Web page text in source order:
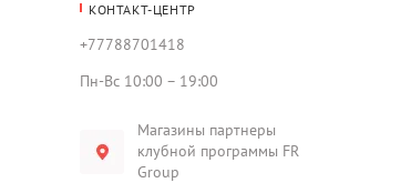
КОНТАКТ-ЦЕНТР
+77788701418
Пн-Вс 10:00 – 19:00
Магазины партнеры
клубной программы FR
Group